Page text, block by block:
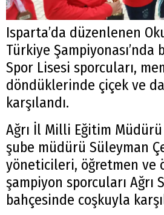
Isparta’da düzenlenen
Türkiye Şampiyonası’nda
Spor Lisesi sporcuları,
döndüklerinde çiçek ve
karşılandı.
Ağrı İl Milli Eğitim
şube müdürü Süleyman
yöneticileri, öğretmen ve
şampiyon sporcuları Ağrı
bahçesinde coşkuyla